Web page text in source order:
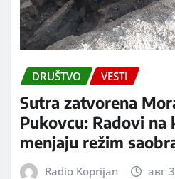
DRUŠTVO VESTI
Sutra zatvorena
Pukovcu: Radovi na
menjaju režim
Radio Koprijan авг